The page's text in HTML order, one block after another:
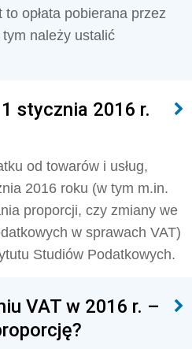
to opłata pobierana przez
należy ustalić
stycznia 2016 r.
od towarów i usług,
2016 roku (w tym m.in.
proporcji, czy zmiany we
w sprawach VAT)
Studiów Podatkowych.
VAT w 2016 r. –